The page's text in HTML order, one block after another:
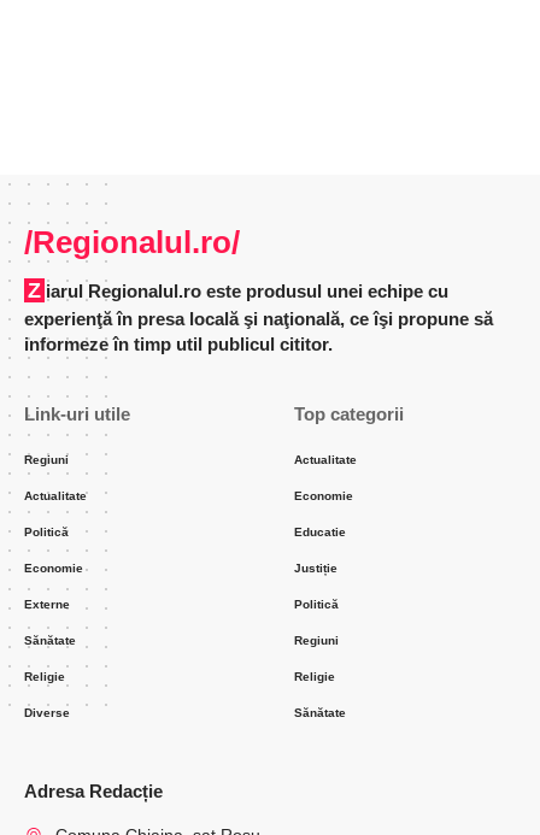
/Regionalul.ro/
Ziarul Regionalul.ro este produsul unei echipe cu
experienţă în presa locală şi naţională, ce îşi propune să
informeze în timp util publicul cititor.
Link-uri utile
Regiuni
Actualitate
Politică
Economie
Externe
Sănătate
Religie
Diverse
Top categorii
Actualitate
Economie
Educatie
Justiție
Politică
Regiuni
Religie
Sănătate
Adresa Redacție